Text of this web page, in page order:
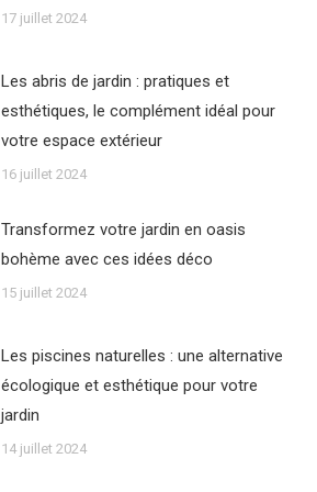
17 juillet 2024
Les abris de jardin : pratiques et
esthétiques, le complément idéal pour
votre espace extérieur
16 juillet 2024
Transformez votre jardin en oasis
bohème avec ces idées déco
15 juillet 2024
Les piscines naturelles : une alternative
écologique et esthétique pour votre
jardin
14 juillet 2024